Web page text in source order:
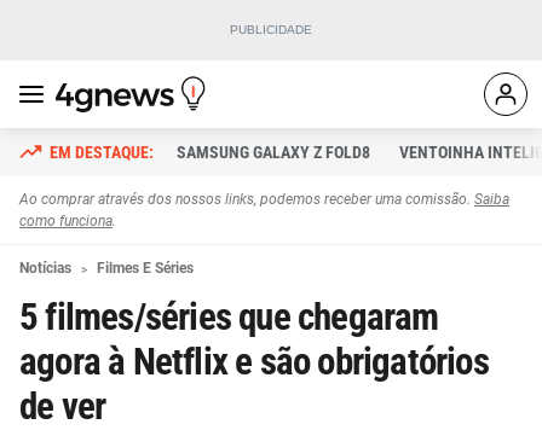
SAMSUNG GALAXY Z FOLD8 VENTOINHA
Ao comprar através dos nossos links, podemos receber uma comissão. Saiba
como funciona.
Notícias Filmes E Séries
5 filmes/séries que chegaram
agora à Netflix e são obrigatórios
de ver